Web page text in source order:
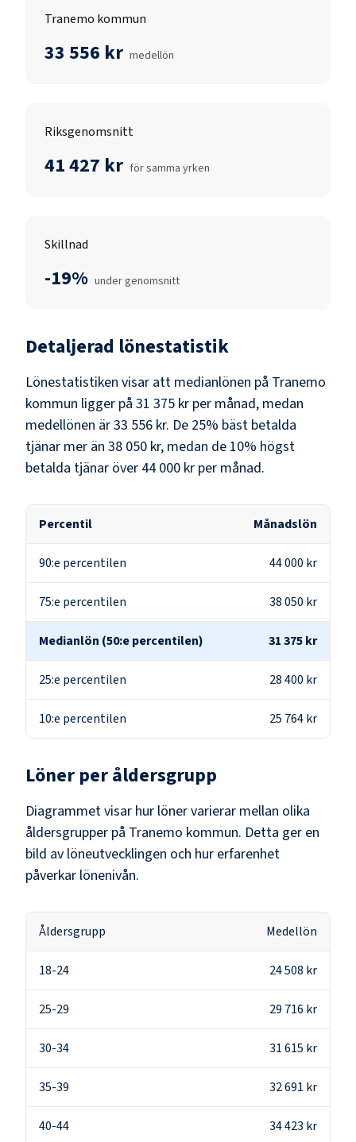
Tranemo kommun
33 556 kr medellön
Riksgenomsnitt
41 427 kr för samma yrken
Skillnad
-19% under genomsnitt
Detaljerad lönestatistik
Lönestatistiken visar att medianlönen på Tranemo
kommun ligger på 31 375 kr per månad, medan
medellönen är33 556 kr. De 25% bäst betalda
tjänar mer än 38 050 kr, medan de 10% högst
betalda tjänar över 44 000 kr per månad.
Percentil Månadslön
90:e percentilen 44 000 kr
75:e percentilen 38 050 kr
Medianlön (50:e percentilen) 31 375 kr
25:e percentilen 28 400 kr
10:e percentilen 25 764 kr
Löner per åldersgrupp
Diagrammet visar hur löner varierar mellan olika
åldersgrupper på Tranemo kommun. Detta ger en
bild av löneutvecklingen och hur erfarenhet
påverkar lönenivån.
Åldersgrupp Medellön
18-24 24 508 kr
25-29 29 716 kr
30-34 31 615 kr
35-39 32 691 kr
40-44 34 423 kr